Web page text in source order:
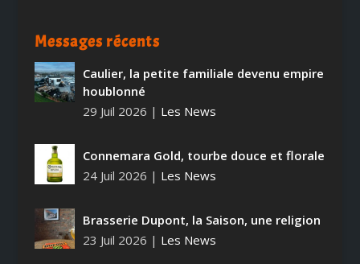
Messages récents
Caulier, la petite familiale devenu empire
houblonné
29 Juil 2026 | Les News
Connemara Gold, tourbe douce et florale
24 Juil 2026 | Les News
Brasserie Dupont, la Saison, une religion
23 Juil 2026 | Les News